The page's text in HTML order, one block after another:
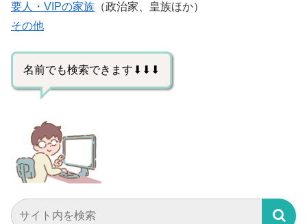
要人・VIPの家族 （政治家、皇族ほか）
その他
名前でも検索できます⬇⬇⬇